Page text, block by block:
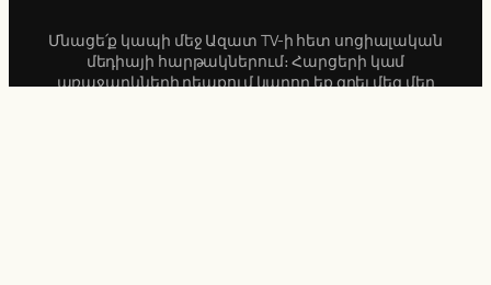
Մնացե՛ք կապի մեջ Ազատ TV-ի հետ սոցիալական
մեդիայի հարթակներում։ Հարցերի կամ
առաջարկների դեպքում կարող եք գրել մեզ մեր